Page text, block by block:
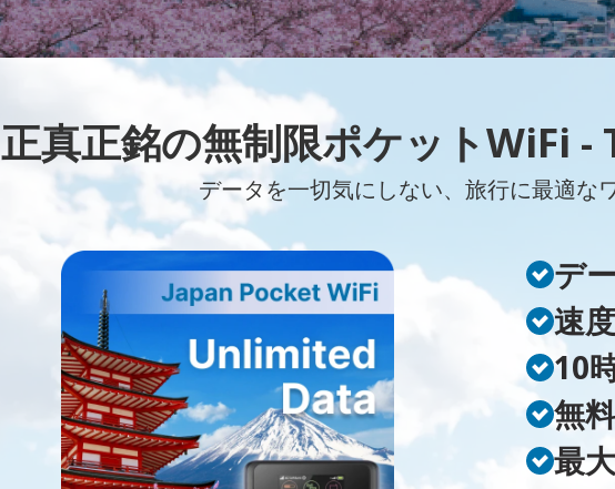
正真正銘の無制限ポケットWiFi -
データを一切気にしない、旅行に最適な
デ
速
10
無
最